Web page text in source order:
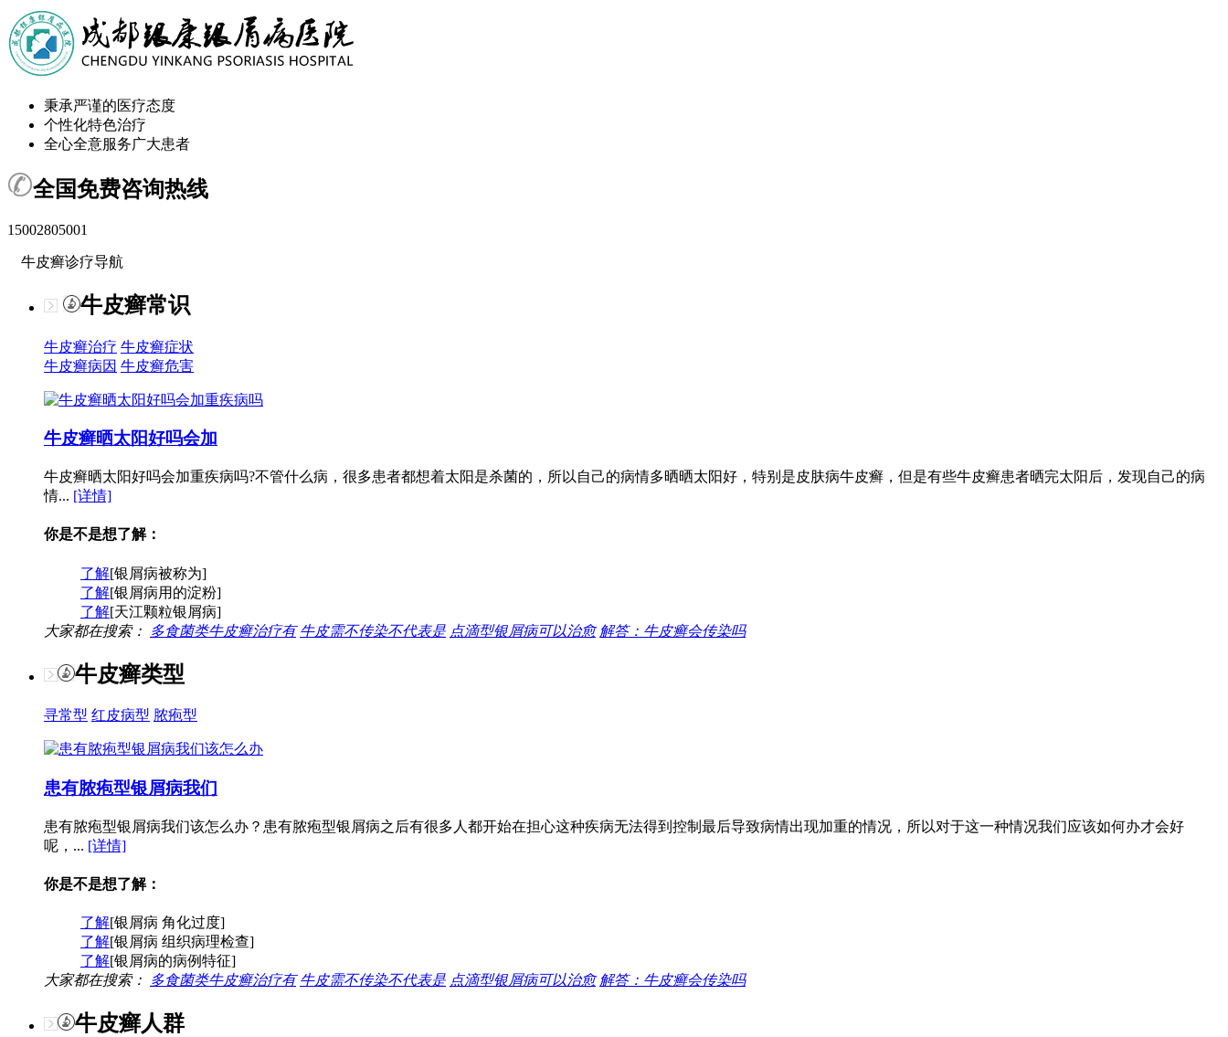
秉承严谨的医疗态度
个性化特色治疗
全心全意服务广大患者
全国免费咨询热线
15002805001
牛皮癣诊疗导航
牛皮癣常识
牛皮癣治疗 牛皮癣症状
牛皮癣病因 牛皮癣危害
牛皮癣晒太阳好吗会加
牛皮癣晒太阳好吗会加重疾病吗?不管什么病，很多患者都想着太阳是杀菌的，所以自己的病情多晒晒太阳好，特别是皮肤病牛皮癣，但是有些牛皮癣患者晒完太阳后，发现自己的病
情... [详情]
你是不是想了解：
了解[银屑病被称为]
了解[银屑病用的淀粉]
了解[天江颗粒银屑病]
大家都在搜索：
多食菌类牛皮癣治疗有 牛皮需不传染不代表是 点滴型银屑病可以治愈 解答：牛皮癣会传染吗
牛皮癣类型
寻常型 红皮病型 脓疱型
患有脓疱型银屑病我们
患有脓疱型银屑病我们该怎么办？患有脓疱型银屑病之后有很多人都开始在担心这种疾病无法得到控制最后导致病情出现加重的情况，所以对于这一种情况我们应该如何办才会好
呢，... [详情]
你是不是想了解：
了解[银屑病 角化过度]
了解[银屑病 组织病理检查]
了解[银屑病的病例特征]
大家都在搜索：
多食菌类牛皮癣治疗有 牛皮需不传染不代表是 点滴型银屑病可以治愈 解答：牛皮癣会传染吗
牛皮癣人群